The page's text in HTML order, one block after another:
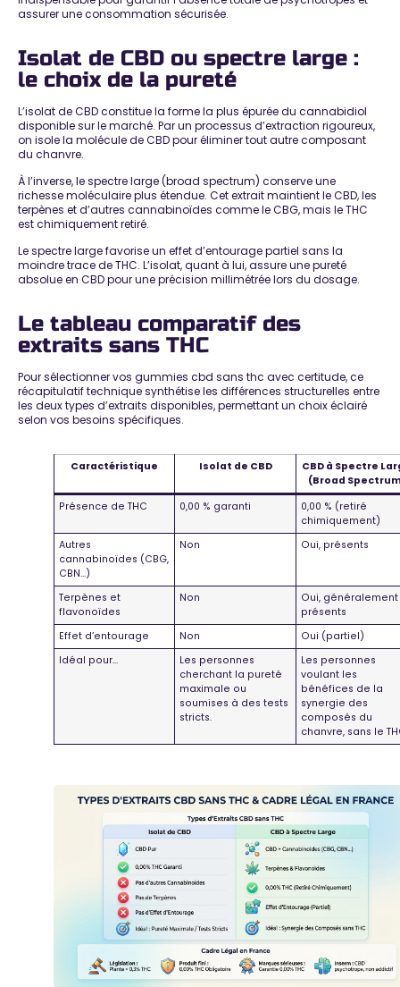
assurer une consommation sécurisée.
Isolat de CBD ou spectre large :
le choix de la pureté
L’isolat de CBD constitue la forme la plus épurée du cannabidiol
disponible sur le marché. Par un processus d’extraction rigoureux,
on isole la molécule de CBD pour éliminer tout autre composant
du chanvre.
À l’inverse, le spectre large (broad spectrum) conserve une
richesse moléculaire plus étendue. Cet extrait maintient le CBD, les
terpènes et d’autres cannabinoïdes comme le CBG, mais le THC
est chimiquement retiré.
Le spectre large favorise un effet d’entourage partiel sans la
moindre trace de THC. L’isolat, quant à lui, assure unepureté
absolue en CBDpour une précision millimétrée lors du dosage.
Le tableau comparatif des
extraits sans THC
Pour sélectionner vos gummies cbd sans thc avec certitude, ce
récapitulatif technique synthétise les différences structurelles entre
les deux types d’extraits disponibles, permettantun choix éclairé
selon vos besoins spécifiques.
Caractéristique Isolat de CBD
CBD à Spectre
(Broad
Présence de THC
0,00 % garanti
0,00 % (retiré
chimiquement)
Autres
cannabinoïdes (CBG,
CBN…)
Non Oui, présents
Terpènes et
flavonoïdes
Non
Oui, généralement
présents
Effet d’entourage
Non
Oui (partiel)
Idéal pour…
Les personnes
cherchant la pureté
maximale ou
soumises à des tests
stricts.
Les personnes
voulant les
bénéfices de la
synergie des
composés du
chanvre, sans le